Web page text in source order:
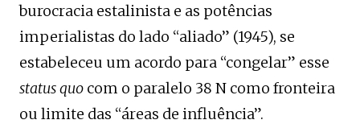
burocracia estalinista e as potências
imperialistas do lado “aliado” (1945), se
estabeleceu um acordo para “congelar” esse
status quo com o paralelo 38 N como fronteira
ou limite das “áreas de influência”.